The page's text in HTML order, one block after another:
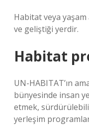
Habitat veya yaşam
ve geliştiği yerdir.
Habitat
UN-HABITAT’ın
bünyesinde insan
etmek,
yerleşim